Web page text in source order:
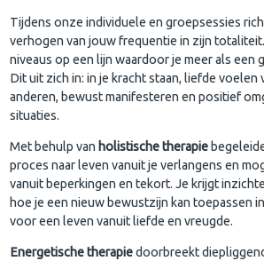
Tijdens onze individuele en groepsessies
verhogen van jouw frequentie in zijn
niveaus op een lijn waardoor je meer als een
Dit uit zich in: in je kracht staan, liefde voelen
anderen, bewust manifesteren en positief
situaties.
Met behulp van holistische therapie
proces naar leven vanuit je verlangens en
vanuit beperkingen en tekort. Je krijgt
hoe je een nieuw bewustzijn kan toepassen
voor een leven vanuit liefde en vreugde.
Energetische therapiedoorbreekt